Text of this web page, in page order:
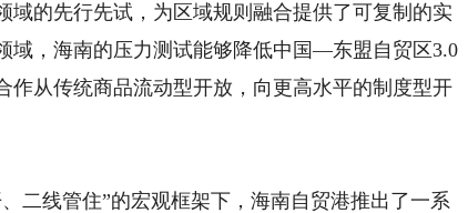
的先行先试，为区域规则融合提供了可复制的实
域，海南的压力测试能够降低中国—东盟自贸区3.0
作从传统商品流动型开放，向更高水平的制度型开
二线管住”的宏观框架下，海南自贸港推出了一系